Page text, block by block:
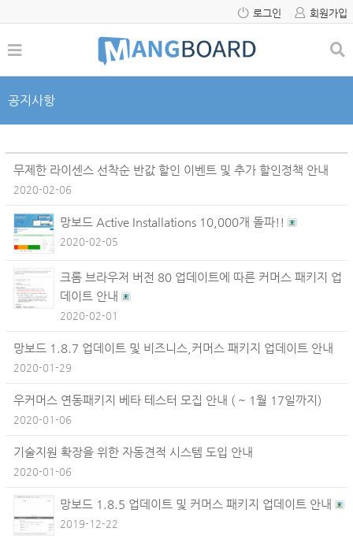
로그인 회원가입
공지사항
무제한 라이센스 선착순 반값 할인 이벤트 및 추가 할인정책 안내
2020-02-06
망보드 Active Installations 10,000개 돌파!!
2020-02-05
크롬 브라우저 버전 80 업데이트에 따른 커머스 패키지 업
데이트 안내
2020-02-01
망보드 1.8.7 업데이트 및 비즈니스,커머스 패키지 업데이트 안내
2020-01-29
우커머스 연동패키지 베타 테스터 모집 안내 ( ~ 1월 17일까지)
2020-01-06
기술지원 확장을 위한 자동견적 시스템 도입 안내
2020-01-06
망보드 1.8.5 업데이트 및 커머스 패키지 업데이트 안내
2019-12-22